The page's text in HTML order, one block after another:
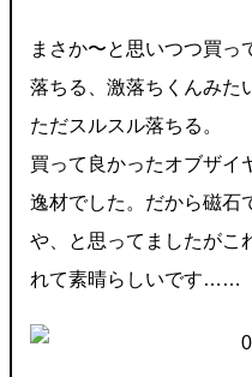
まさか〜と思いつつ買っ
落ちる、激落ちくんみた
ただスルスル落ちる。
買って良かったオブザイ
逸材でした。だから磁石
や、と思ってましたがこ
れて素晴らしいです……